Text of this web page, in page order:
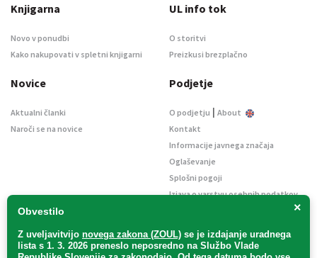
×
Obvestilo
Z uveljavitvijo novega zakona (ZOUL) se je izdajanje uradnega
lista s 1. 3. 2026 preneslo neposredno na Službo Vlade
Knjigarna
Novo v ponudbi
Kako nakupovati v spletni knjigarni
UL info tok
O storitvi
Preizkusi brezplačno
Novice
Aktualni članki
Naroči se na novice
Podjetje
O podjetju | About
Kontakt
Informacije javnega značaja
Oglaševanje
Splošni pogoji
Izjava o varstvu osebnih podatkov